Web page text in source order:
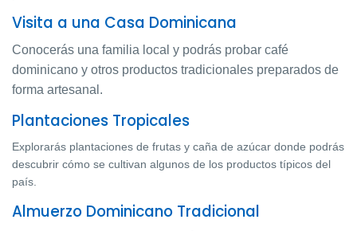
Visita a una Casa Dominicana
Conocerás una familia local y podrás probar café
dominicano y otros productos tradicionales preparados de
forma artesanal.
Plantaciones Tropicales
Explorarás plantaciones de frutas y caña de azúcar donde podrás
descubrir cómo se cultivan algunos de los productos típicos del
país.
Almuerzo Dominicano Tradicional